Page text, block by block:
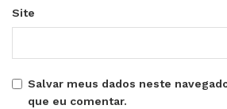
Site
Salvar meus dados neste
que eu comentar.